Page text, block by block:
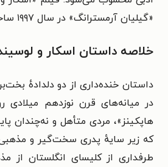
«گیلیان آرمسترانگ» در سال ۱۹۹۷ ساخته شده است.
خلاصه داستان اسکار و
داستان خنده‌داری از دو دلدادهٔ
در میانه‌های قرن نوزدهم میلادی
هاپکینز»، مردی متأهل و نه‌چندان
که زیر سایهٔ پدری سخت‌گیر و مذهبی
طرفداری از کلیسای انگلستان از